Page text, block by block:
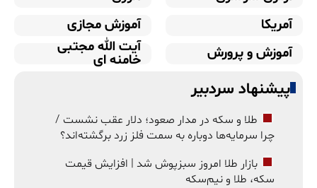
آمریکا
آموزش مجازی
آموزش و پرورش
آیت الله مجتبی
خامنه ای
پیشنهاد سردبیر
طلا و سکه در مدار صعود؛ دلار عقب نشست /
چرا سرمایه‌ها دوباره به سمت فلز زرد برگشته‌اند؟
بازار طلا امروز سبزپوش شد | افزایش قیمت
سکه، طلا و نیم‌سکه